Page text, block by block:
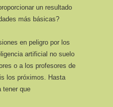
un resultado
más básicas?
en peligro por los
artificial no suelo
o a los profesores de
los próximos. Hasta
tener que